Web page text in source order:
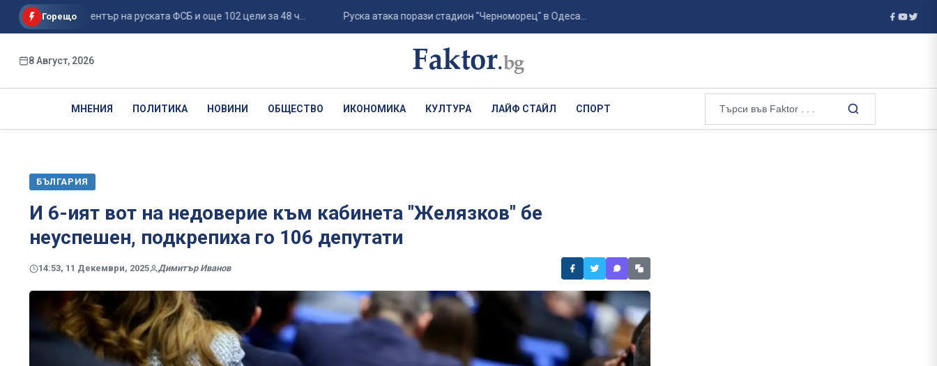
Горещо
център на руската ФСБ и още 102 цели за 48 ч... Руска атака порази стадион "Черноморец" в Одеса... Хърватия отказа визи на руски гимнастички и гимнастици за
8 Август, 2026
МНЕНИЯ ПОЛИТИКА НОВИНИ ОБЩЕСТВО ИКОНОМИКА КУЛТУРА ЛАЙФ СТАЙЛ СПОРТ
БЪЛГАРИЯ
И 6-ият вот на недоверие към кабинета "Желязков" бе
неуспешен, подкрепиха го 106 депутати
14:53, 11 Декември, 2025 Димитър Иванов